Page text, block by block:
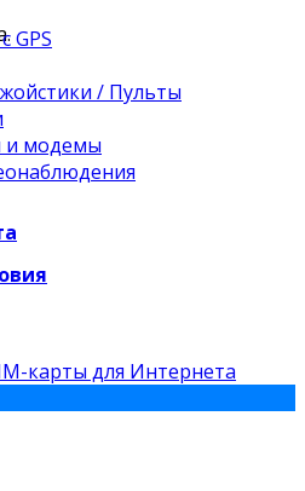
GPS
/ Пульты
и модемы
карты для Интернета